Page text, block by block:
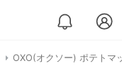
OXO(オクソー) ポテトマ